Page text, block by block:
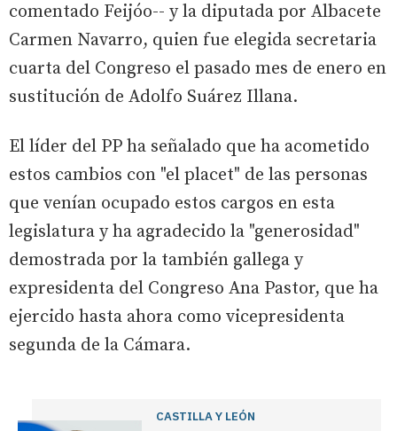
comentado Feijóo-- y la diputada por Albacete
Carmen Navarro, quien fue elegida secretaria
cuarta del Congreso el pasado mes de enero en
sustitución de Adolfo Suárez Illana.
El líder del PP ha señalado que ha acometido
estos cambios con "el placet" de las personas
que venían ocupado estos cargos en esta
legislatura y ha agradecido la "generosidad"
demostrada por la también gallega y
expresidenta del Congreso Ana Pastor, que ha
ejercido hasta ahora como vicepresidenta
segunda de la Cámara.
CASTILLA Y LEÓN